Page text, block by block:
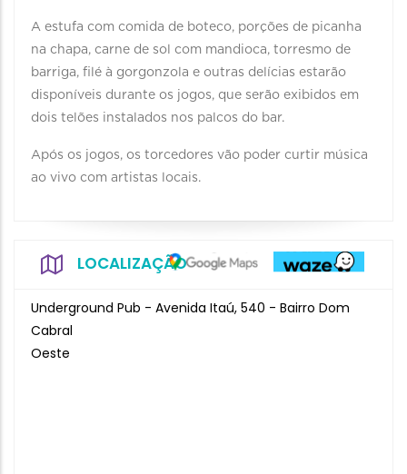
A estufa com comida de boteco, porções de picanha
na chapa, carne de sol com mandioca, torresmo de
barriga, filé à gorgonzola e outras delícias estarão
disponíveis durante os jogos, que serão exibidos em
dois telões instalados nos palcos do bar.
Após os jogos, os torcedores vão poder curtir música
ao vivo com artistas locais.
LOCALIZAÇÃO
Underground Pub - Avenida Itaú, 540 - Bairro Dom
Cabral
Oeste